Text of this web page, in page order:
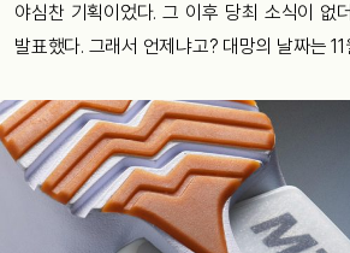
야심찬 기획이었다. 그 이후 당최 소식이 없
발표했다. 그래서 언제냐고? 대망의 날짜는